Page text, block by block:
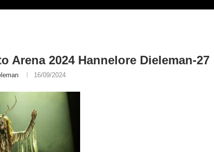
Arena 2024 Hannelore Dieleman-27
16/09/2024